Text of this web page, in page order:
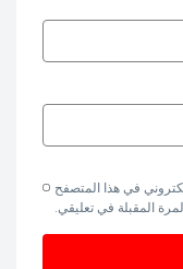
في هذا المتصفح
المقبلة في تعليقي.